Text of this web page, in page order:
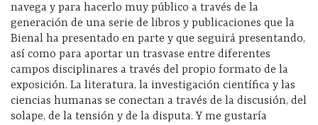
navega y para hacerlo muy público a través de la
generación de una serie de libros y publicaciones que la
Bienal ha presentado en parte y que seguirá presentando,
así como para aportar un trasvase entre diferentes
campos disciplinares a través del propio formato de la
exposición. La literatura, la investigación científica y las
ciencias humanas se conectan a través de la discusión, del
solape, de la tensión y de la disputa. Y me gustaría